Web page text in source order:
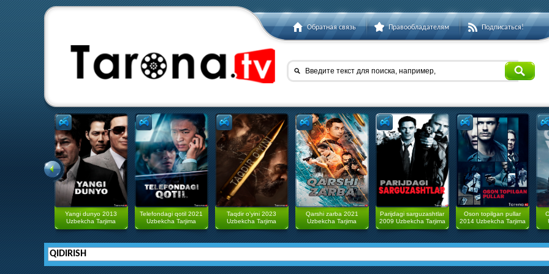
Обратная связь Правообладателям Подписаться!
Введите текст для поиска, например,
Yangi dunyo 2013
Uzbekcha Tarjima
Telefondagi qotil 2021
Uzbekcha Tarjima
Taqdir o'yini 2023
Uzbekcha Tarjima
Qarshi zarba 2021
Uzbekcha Tarjima
Parijdagi sarguzashtlar
2009 Uzbekcha Tarjima
Oson topilgan pullar
2014 Uzbekcha Tarjima